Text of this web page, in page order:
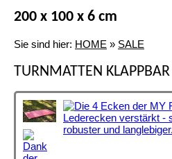
200 x 100 x 6 cm
Sie sind hier: HOME » SALE
TURNMATTEN KLAPPBAR